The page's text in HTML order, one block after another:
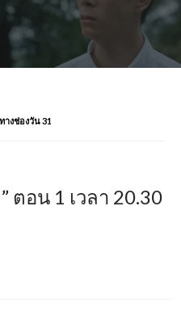
างช่องวัน 31
ตอน 1 เวลา 20.30